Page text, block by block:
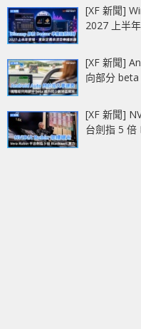
[XF 新聞]
2027 上半
[XF 新聞]
向部分
[XF 新聞]
台劍指 5 倍